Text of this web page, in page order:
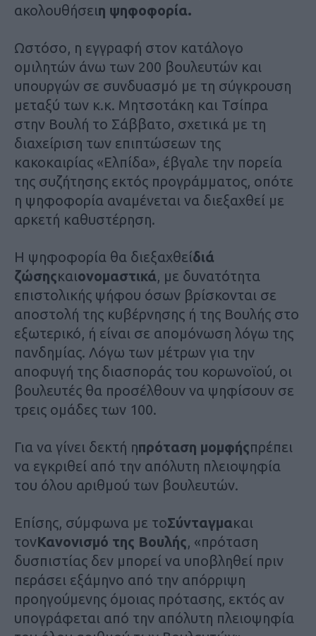
ακολουθήσειη ψηφοφορία.
Ωστόσο, η εγγραφή στον κατάλογο
ομιλητών άνω των 200 βουλευτών και
υπουργών σε συνδυασμό με τη σύγκρουση
μεταξύ των κ.κ. Μητσοτάκη και Τσίπρα
στην Βουλή το Σάββατο, σχετικά με τη
διαχείριση των επιπτώσεων της
κακοκαιρίας «Ελπίδα», έβγαλε την πορεία
της συζήτησης εκτός προγράμματος, οπότε
η ψηφοφορία αναμένεται να διεξαχθεί με
αρκετή καθυστέρηση.
Η ψηφοφορία θα διεξαχθείδιά
ζώσηςκαιονομαστικά, με δυνατότητα
επιστολικής ψήφου όσων βρίσκονται σε
αποστολή της κυβέρνησης ή της Βουλής στο
εξωτερικό, ή είναι σε απομόνωση λόγω της
πανδημίας. Λόγω των μέτρων για την
αποφυγή της διασποράς του κορωνοϊού, οι
βουλευτές θα προσέλθουν να ψηφίσουν σε
τρεις ομάδες των 100.
Για να γίνει δεκτή ηπρόταση μομφήςπρέπει
να εγκριθεί από την απόλυτη πλειοψηφία
του όλου αριθμού των βουλευτών.
Επίσης, σύμφωνα με τοΣύνταγμακαι
τονΚανονισμό της Βουλής, «πρόταση
δυσπιστίας δεν μπορεί να υποβληθεί πριν
περάσει εξάμηνο από την απόρριψη
προηγούμενης όμοιας πρότασης, εκτός αν
υπογράφεται από την απόλυτη πλειοψηφία